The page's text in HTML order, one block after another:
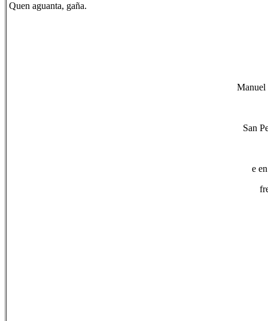
Quen aguanta, gaña.
Manuel
San
e